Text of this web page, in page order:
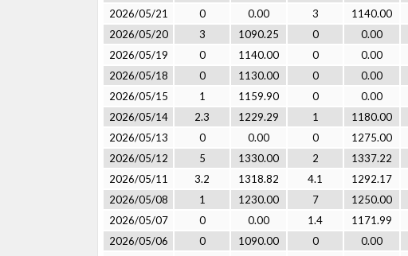
2026/05/21
0 0.00 3 1140.00
2026/05/20
3 1090.25 0 0.00
2026/05/19
0 1140.00 0 0.00
2026/05/18
0 1130.00 0 0.00
2026/05/15
1 1159.90 0 0.00
2026/05/14
2.3 1229.29 1 1180.00
2026/05/13
0 0.00 0 1275.00
2026/05/12
5 1330.00 2 1337.22
2026/05/11
3.2 1318.82 4.1 1292.17
2026/05/08
1 1230.00 7 1250.00
2026/05/07
0 0.00 1.4 1171.99
2026/05/06
0 1090.00 0 0.00